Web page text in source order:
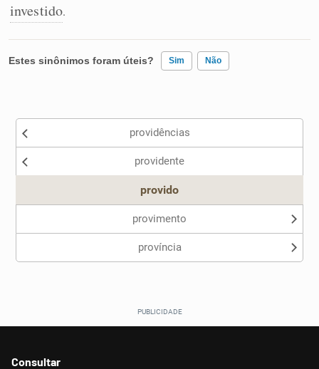
investido.
Estes sinônimos foram úteis? Sim Não
Nenhum dos sinônimos apresentados me ajudou
providências
providente
provido
provimento
província
Consultar